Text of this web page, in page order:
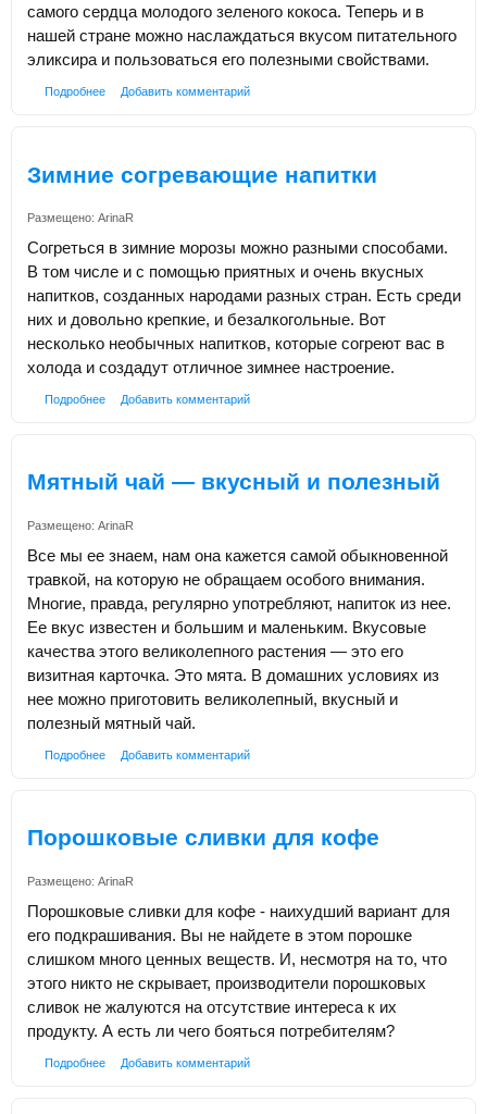
самого сердца молодого зеленого кокоса. Теперь и в
нашей стране можно наслаждаться вкусом питательного
эликсира и пользоваться его полезными свойствами.
Подробнее Добавить комментарий
Зимние согревающие напитки
Размещено: ArinaR
Согреться в зимние морозы можно разными способами.
В том числе и с помощью приятных и очень вкусных
напитков, созданных народами разных стран. Есть среди
них и довольно крепкие, и безалкогольные. Вот
несколько необычных напитков, которые согреют вас в
холода и создадут отличное зимнее настроение.
Подробнее Добавить комментарий
Мятный чай — вкусный и полезный
Размещено: ArinaR
Все мы ее знаем, нам она кажется самой обыкновенной
травкой, на которую не обращаем особого внимания.
Многие, правда, регулярно употребляют, напиток из нее.
Ее вкус известен и большим и маленьким. Вкусовые
качества этого великолепного растения — это его
визитная карточка. Это мята. В домашних условиях из
нее можно приготовить великолепный, вкусный и
полезный мятный чай.
Подробнее Добавить комментарий
Порошковые сливки для кофе
Размещено: ArinaR
Порошковые сливки для кофе - наихудший вариант для
его подкрашивания. Вы не найдете в этом порошке
слишком много ценных веществ. И, несмотря на то, что
этого никто не скрывает, производители порошковых
сливок не жалуются на отсутствие интереса к их
продукту. А есть ли чего бояться потребителям?
Подробнее Добавить комментарий